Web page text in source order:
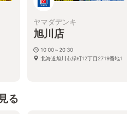
ヤマダデンキ
旭川店
10:00～20:30
北海道旭川市緑町12丁目2719番地1
る